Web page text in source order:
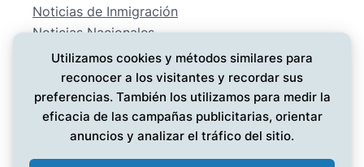
Noticias de Inmigración
Noticias Nacionales
Deportes
Entretenimiento
EMPRESA
Conócenos
Política de Privacidad
Utilizamos cookies y métodos similares para
reconocer a los visitantes y recordar sus
preferencias. También los utilizamos para medir la
eficacia de las campañas publicitarias, orientar
anuncios y analizar el tráfico del sitio.